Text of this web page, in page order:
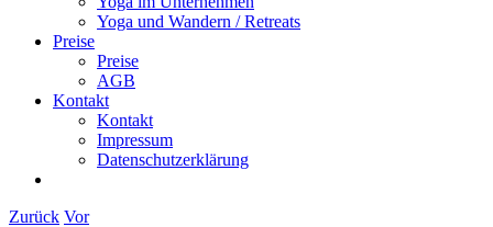
Yoga und Wandern / Retreats
Preise
Preise
AGB
Kontakt
Kontakt
Impressum
Datenschutzerklärung
Zurück Vor